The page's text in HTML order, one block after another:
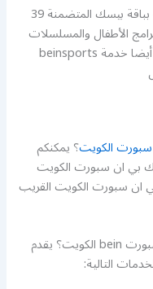
نقدم لكم خدمة اشتراك بي ان سبورت بباقة بيسك المتضمنة 39
الأطفال والمسلسلات
والأفلام الحصرية لأهم الأفلام العالمية. أيضا خدمة beinsports
الكويت؟ يمكنكم
بي ان سبورت الكويت
ان سبورت الكويت القريب
ما هي الخدمات المقدمة من قبل وكيل سبورت bein الكويت؟ يقدم
التالية: